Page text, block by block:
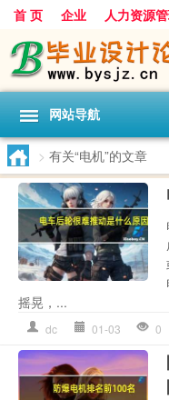
首 页 企业 人力资源
数据
旅游 项目 浅谈
网站导航
> 有关“电机”的文章
摇晃，...
dc 01-03 0